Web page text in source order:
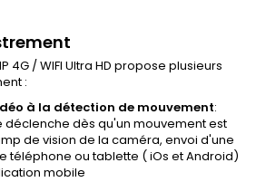
4G / WIFI Ultra HD propose plusieurs
:
à la détection de mouvement:
déclenche dès qu'un mouvement est
de vision de la caméra, envoi d'une
téléphone ou tablette ( iOs et Android)
mobile